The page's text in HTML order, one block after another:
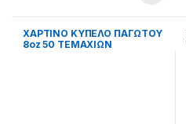
ΧΑΡΤΙΝΟ ΚΥΠΕΛΟ ΠΑΓΩΤΟΥ
8oz 50 ΤΕΜΑΧΙΩΝ